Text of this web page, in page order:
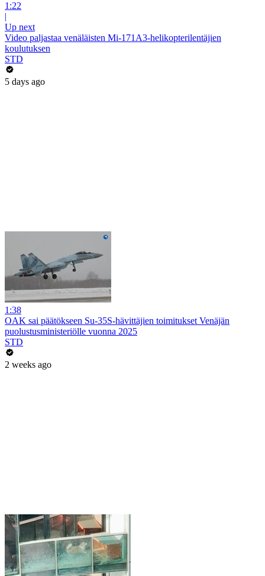
1:22
|
Up next
Video paljastaa venäläisten Mi-171A3-helikopterilentäjien
koulutuksen
STD
5 days ago
1:38
OAK sai päätökseen Su-35S-hävittäjien toimitukset Venäjän
puolustusministeriölle vuonna 2025
STD
2 weeks ago